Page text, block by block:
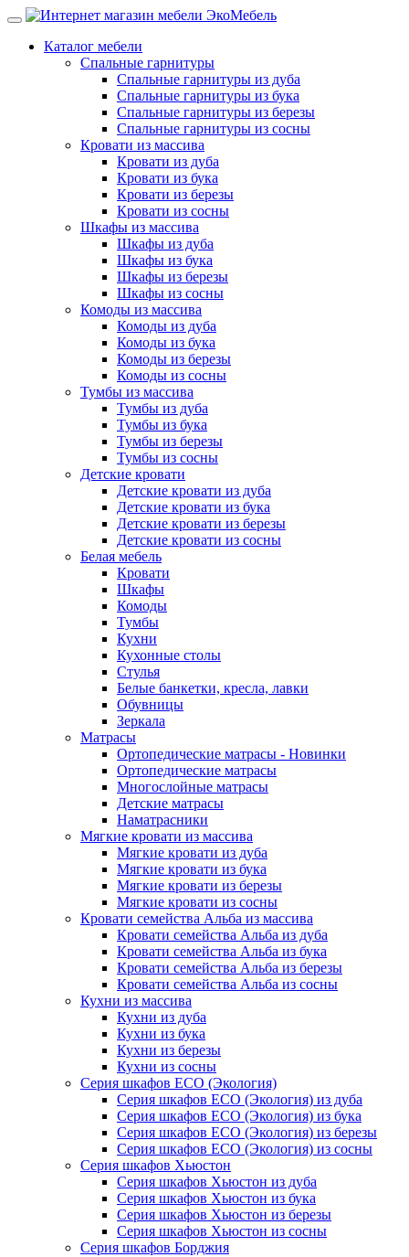
Каталог мебели
Спальные гарнитуры
Спальные гарнитуры из дуба
Спальные гарнитуры из бука
Спальные гарнитуры из березы
Спальные гарнитуры из сосны
Кровати из массива
Кровати из дуба
Кровати из бука
Кровати из березы
Кровати из сосны
Шкафы из массива
Шкафы из дуба
Шкафы из бука
Шкафы из березы
Шкафы из сосны
Комоды из массива
Комоды из дуба
Комоды из бука
Комоды из березы
Комоды из сосны
Тумбы из массива
Тумбы из дуба
Тумбы из бука
Тумбы из березы
Тумбы из сосны
Детские кровати
Детские кровати из дуба
Детские кровати из бука
Детские кровати из березы
Детские кровати из сосны
Белая мебель
Кровати
Шкафы
Комоды
Тумбы
Кухни
Кухонные столы
Стулья
Белые банкетки, кресла, лавки
Обувницы
Зеркала
Матрасы
Ортопедические матрасы - Новинки
Ортопедические матрасы
Многослойные матрасы
Детские матрасы
Наматрасники
Мягкие кровати из массива
Мягкие кровати из дуба
Мягкие кровати из бука
Мягкие кровати из березы
Мягкие кровати из сосны
Кровати семейства Альба из массива
Кровати семейства Альба из дуба
Кровати семейства Альба из бука
Кровати семейства Альба из березы
Кровати семейства Альба из сосны
Кухни из массива
Кухни из дуба
Кухни из бука
Кухни из березы
Кухни из сосны
Серия шкафов ECO (Экология)
Серия шкафов ECO (Экология) из дуба
Серия шкафов ECO (Экология) из бука
Серия шкафов ECO (Экология) из березы
Серия шкафов ECO (Экология) из сосны
Серия шкафов Хьюстон
Серия шкафов Хьюстон из дуба
Серия шкафов Хьюстон из бука
Серия шкафов Хьюстон из березы
Серия шкафов Хьюстон из сосны
Серия шкафов Борджия